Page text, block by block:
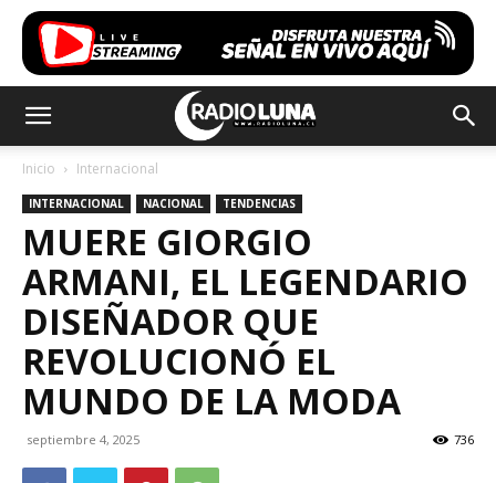
Inicio Internacional
INTERNACIONAL NACIONAL TENDENCIAS
MUERE GIORGIO
ARMANI, EL LEGENDARIO
DISEÑADOR QUE
REVOLUCIONÓ EL
MUNDO DE LA MODA
septiembre 4, 2025 736